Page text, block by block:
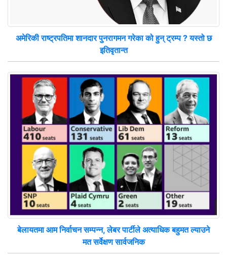
अमेरिकी राष्ट्रपतिमा शानदार पुनरागमन गरेका को हुन् ट्रम्प ? यस्तो छ
इतिवृतान्त
बेलायतमा आम निर्वाचन सम्पन्न, लेबर पार्टीले अत्याधिक बहुमत ल्याउने
मत सर्वेक्षण सार्वजनिक